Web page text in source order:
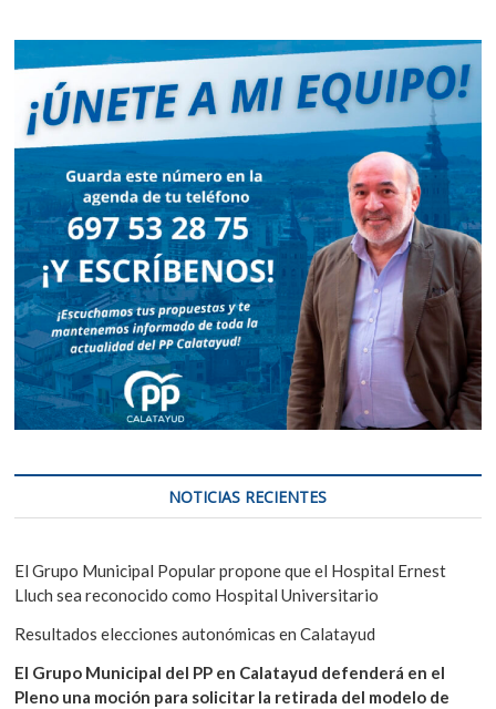
NOTICIAS RECIENTES
El Grupo Municipal Popular propone que el Hospital Ernest
Lluch sea reconocido como Hospital Universitario
Resultados elecciones autonómicas en Calatayud
El Grupo Municipal del PP en Calatayud defenderá en el
Pleno una moción para solicitar la retirada del modelo de